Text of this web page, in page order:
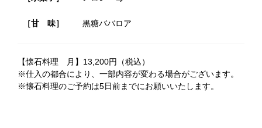
［甘 味］ 黒糖ババロア
【懐石料理 月】13,200円（税込）
※仕入の都合により、一部内容が変わる場合がございます。
※懐石料理のご予約は5日前までにお願いいたします。